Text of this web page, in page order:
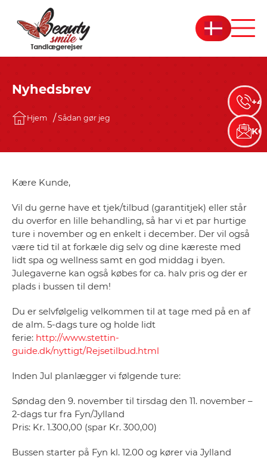
Nyhedsbrev
Hjem Sådan gør jeg
Kære Kunde,
Vil du gerne have et tjek/tilbud (garantitjek) eller står
du overfor en lille behandling, så har vi et par hurtige
ture i november og en enkelt i december. Der vil også
være tid til at forkæle dig selv og dine kæreste med
lidt spa og wellness samt en god middag i byen.
Julegaverne kan også købes for ca. halv pris og der er
plads i bussen til dem!
Du er selvfølgelig velkommen til at tage med på en af
de alm. 5-dags ture og holde lidt
ferie: http://www.stettin-
guide.dk/nyttigt/Rejsetilbud.html
Inden Jul planlægger vi følgende ture:
Søndag den 9. november til tirsdag den 11. november –
2-dags tur fra Fyn/Jylland
Pris: Kr. 1.300,00 (spar Kr. 300,00)
Bussen starter på Fyn kl. 12.00 og kører via Jylland